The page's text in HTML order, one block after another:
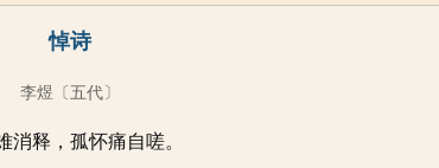
悼诗
李煜 〔五代〕
消释，孤怀痛自嗟。